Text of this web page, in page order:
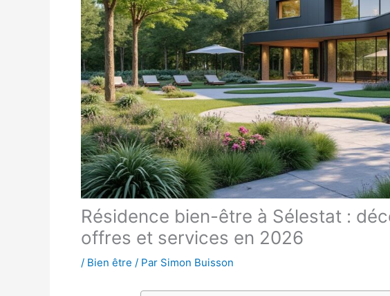
Résidence bien-être à Sélestat :
offres et services en 2026
/ Bien être / Par Simon Buisson